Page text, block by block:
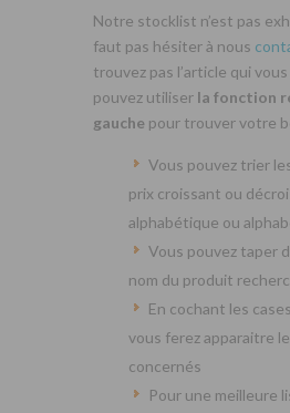
Notre stocklist n’est pas
faut pas hésiter à nous
trouvez pas l’article qui
pouvez utiliser la fonction
gauche pour trouver votre
Vous pouvez trier
prix croissant ou
alphabétique ou
Vous pouvez taper
nom du produit
En cochant les
vous ferez apparaitre
concernés
Pour une meilleure